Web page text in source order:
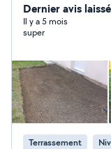
bâtiment
Travaille propre
tout déchets
Dernier avis
Il y a 5 mois
super
Terrassement